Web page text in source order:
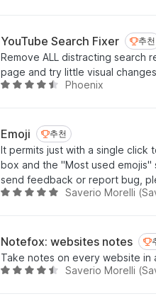
점
에
4
.
YouTube Search Fixer 추천
추천
Remove ALL distracting search
page and try little visual
5
점
에
4
.
4
Phoenix
Emoji 추천
추천
It permits just with a single click
box and the "Most used
send feedback or report bug,
5
점
에
4
Saverio Morelli
Notefox: websites notes
Take notes on every website in
5
Saverio Morelli